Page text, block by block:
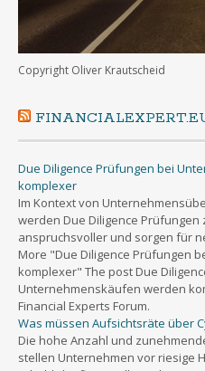
Copyright Oliver Krautscheid
Due Diligence Prüfungen bei
komplexer
Im Kontext von
werden Due Diligence
anspruchsvoller und sorgen für
More "Due Diligence Prüfungen
komplexer" The post Due
Unternehmenskäufen werden
Financial Experts Forum.
Was müssen Aufsichtsräte über
Die hohe Anzahl und
stellen Unternehmen vor riesige